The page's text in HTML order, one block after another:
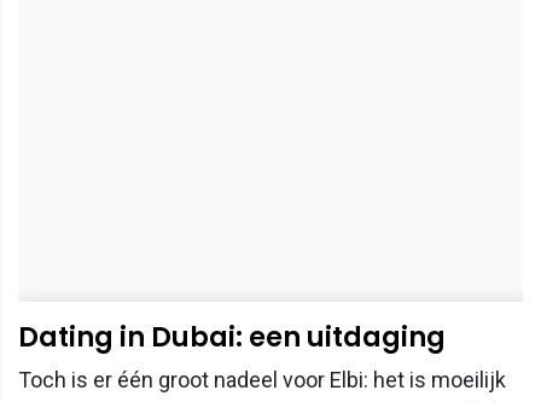
Dating in Dubai: een uitdaging
Toch is er één groot nadeel voor Elbi: het is moeilijk